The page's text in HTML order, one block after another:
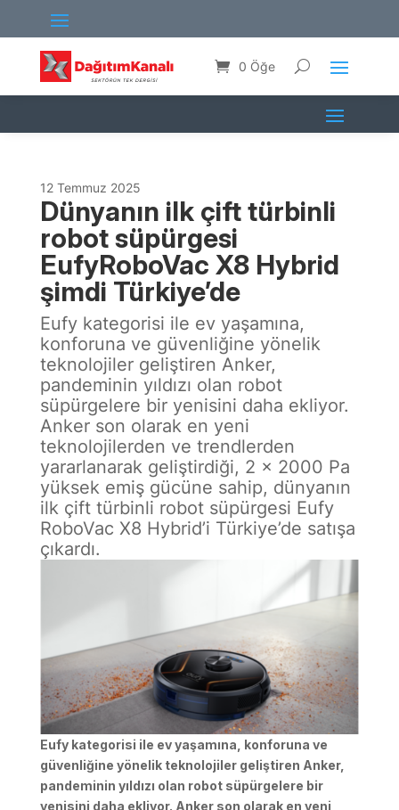
0 Öğe
12 Temmuz 2025
Dünyanın ilk çift türbinli
robot süpürgesi
EufyRoboVac X8 Hybrid
şimdi Türkiye’de
Eufy kategorisi ile ev yaşamına,
konforuna ve güvenliğine yönelik
teknolojiler geliştiren Anker,
pandeminin yıldızı olan robot
süpürgelere bir yenisini daha ekliyor.
Anker son olarak en yeni
teknolojilerden ve trendlerden
yararlanarak geliştirdiği, 2 x 2000 Pa
yüksek emiş gücüne sahip, dünyanın
ilk çift türbinli robot süpürgesi Eufy
RoboVac X8 Hybrid’i Türkiye’de satışa
çıkardı.
Eufy kategorisi ile ev yaşamına, konforuna ve
güvenliğine yönelik teknolojiler geliştiren Anker,
pandeminin yıldızı olan robot süpürgelere bir
yenisini daha ekliyor. Anker son olarak en yeni